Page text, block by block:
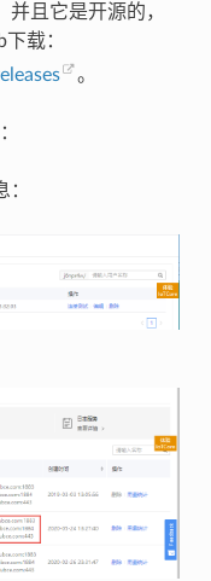
且它是开源的，
载：
。